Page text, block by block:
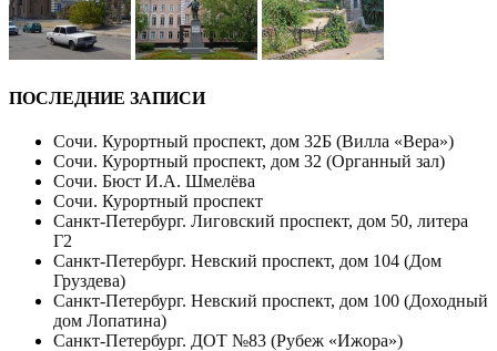
ПОСЛЕДНИЕ ЗАПИСИ
Сочи. Курортный проспект, дом 32Б (Вилла «Вера»)
Сочи. Курортный проспект, дом 32 (Органный зал)
Сочи. Бюст И.А. Шмелёва
Сочи. Курортный проспект
Санкт-Петербург. Лиговский проспект, дом 50, литера
Г2
Санкт-Петербург. Невский проспект, дом 104 (Дом
Груздева)
Санкт-Петербург. Невский проспект, дом 100 (Доходный
дом Лопатина)
Санкт-Петербург. ДОТ №83 (Рубеж «Ижора»)